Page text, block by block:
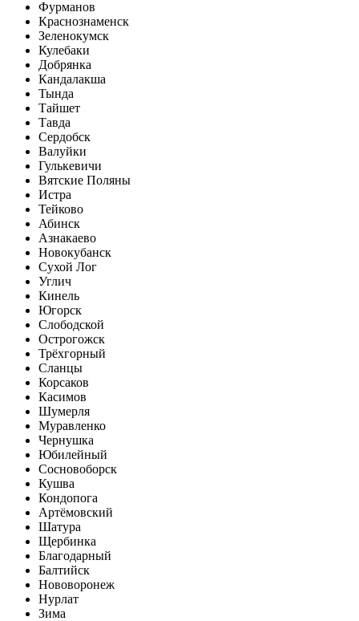
Фурманов
Краснознаменск
Зеленокумск
Кулебаки
Добрянка
Кандалакша
Тында
Тайшет
Тавда
Сердобск
Валуйки
Гулькевичи
Вятские Поляны
Истра
Тейково
Абинск
Азнакаево
Новокубанск
Сухой Лог
Углич
Кинель
Югорск
Слободской
Острогожск
Трёхгорный
Сланцы
Корсаков
Касимов
Шумерля
Муравленко
Чернушка
Юбилейный
Сосновоборск
Кушва
Кондопога
Артёмовский
Шатура
Щербинка
Благодарный
Балтийск
Нововоронеж
Нурлат
Зима